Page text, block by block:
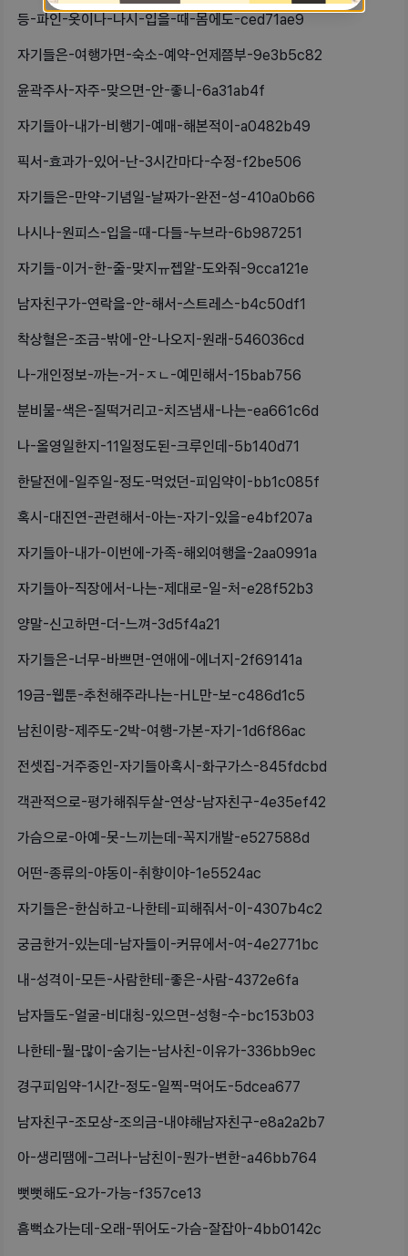
등-파인-옷이나-나시-입을-때-몸에도-ced71ae9
자기들은-여행가면-숙소-예약-언제쯤부-9e3b5c82
윤곽주사-자주-맞으면-안-좋니-6a31ab4f
자기들아-내가-비행기-예매-해본적이-a0482b49
픽서-효과가-있어-난-3시간마다-수정-f2be506
자기들은-만약-기념일-날짜가-완전-성-410a0b66
나시나-원피스-입을-때-다들-누브라-6b987251
자기들-이거-한-줄-맞지ㅠ젭알-도와줘-9cca121e
남자친구가-연락을-안-해서-스트레스-b4c50df1
착상혈은-조금-밖에-안-나오지-원래-546036cd
나-개인정보-까는-거-ㅈㄴ-예민해서-15bab756
분비물-색은-질떡거리고-치즈냄새-나는-ea661c6d
나-올영일한지-11일정도된-크루인데-5b140d71
한달전에-일주일-정도-먹었던-피임약이-bb1c085f
혹시-대진연-관련해서-아는-자기-있을-e4bf207a
자기들아-내가-이번에-가족-해외여행을-2aa0991a
자기들아-직장에서-나는-제대로-일-처-e28f52b3
양말-신고하면-더-느껴-3d5f4a21
자기들은-너무-바쁘면-연애에-에너지-2f69141a
19금-웹툰-추천해주라나는-HL만-보-c486d1c5
남친이랑-제주도-2박-여행-가본-자기-1d6f86ac
전셋집-거주중인-자기들아혹시-화구가스-845fdcbd
객관적으로-평가해줘두살-연상-남자친구-4e35ef42
가슴으로-아예-못-느끼는데-꼭지개발-e527588d
어떤-종류의-야동이-취향이야-1e5524ac
자기들은-한심하고-나한테-피해줘서-이-4307b4c2
궁금한거-있는데-남자들이-커뮤에서-여-4e2771bc
내-성격이-모든-사람한테-좋은-사람-4372e6fa
남자들도-얼굴-비대칭-있으면-성형-수-bc153b03
나한테-뭘-많이-숨기는-남사친-이유가-336bb9ec
경구피임약-1시간-정도-일찍-먹어도-5dcea677
남자친구-조모상-조의금-내야해남자친구-e8a2a2b7
아-생리땜에-그러나-남친이-뭔가-변한-a46bb764
뻣뻣해도-요가-가능-f357ce13
흠뻑쇼가는데-오래-뛰어도-가슴-잘잡아-4bb0142c